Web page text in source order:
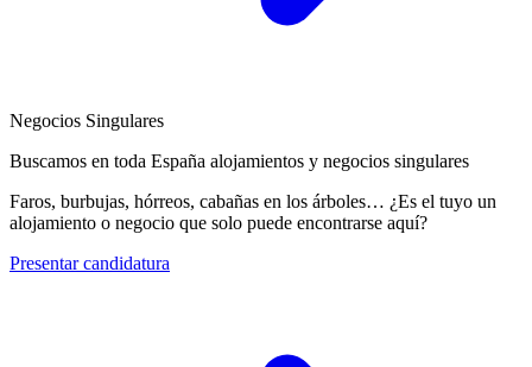
Negocios Singulares
Buscamos en toda España alojamientos y negocios singulares
Faros, burbujas, hórreos, cabañas en los árboles… ¿Es el tuyo un
alojamiento o negocio que solo puede encontrarse aquí?
Presentar candidatura